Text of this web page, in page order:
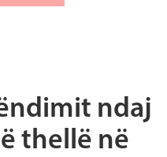
ndaj
thellë në